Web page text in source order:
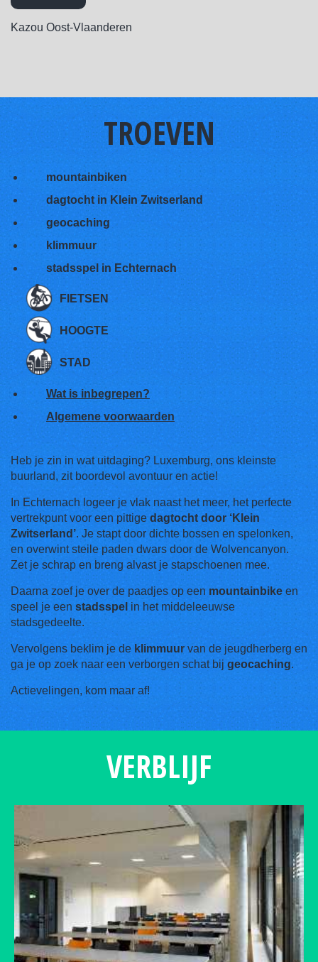
Kazou Oost-Vlaanderen
TROEVEN
mountainbiken
dagtocht in Klein Zwitserland
geocaching
klimmuur
stadsspel in Echternach
FIETSEN
HOOGTE
STAD
Wat is inbegrepen?
Algemene voorwaarden
Heb je zin in wat uitdaging? Luxemburg, ons kleinste
buurland, zit boordevol avontuur en actie!
In Echternach logeer je vlak naast het meer, het perfecte
vertrekpunt voor een pittige dagtocht door ‘Klein
Zwitserland’. Je stapt door dichte bossen en spelonken,
en overwint steile paden dwars door de Wolvencanyon.
Zet je schrap en breng alvast je stapschoenen mee.
Daarna zoef je over de paadjes op een mountainbike en
speel je een stadsspel in het middeleeuwse
stadsgedeelte.
Vervolgens beklim je de klimmuur van de jeugdherberg en
ga je op zoek naar een verborgen schat bij geocaching.
Actievelingen, kom maar af!
VERBLIJF